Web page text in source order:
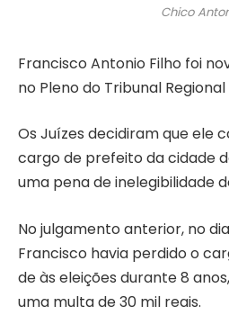
Chico
Francisco Antonio Filho foi
no Pleno do Tribunal
Os Juízes decidiram que ele
cargo de prefeito da cidade
uma pena de inelegibilidade
No julgamento anterior, no
Francisco havia perdido o
de às eleições durante 8
uma multa de 30 mil reais.